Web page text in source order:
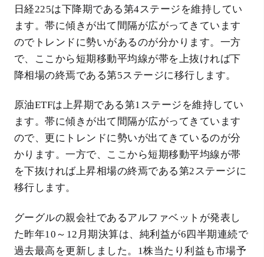
日経225は下降期である第4ステージを維持してい
ます。帯に傾きが出て間隔が広がってきています
のでトレンドに勢いがあるのが分かります。一方
で、ここから短期移動平均線が帯を上抜ければ下
降相場の終焉である第5ステージに移行します。
原油ETFは上昇期である第1ステージを維持してい
ます。帯に傾きが出て間隔が広がってきています
ので、更にトレンドに勢いが出てきているのが分
かります。一方で、ここから短期移動平均線が帯
を下抜ければ上昇相場の終焉である第2ステージに
移行します。
グーグルの親会社であるアルファベットが発表し
た昨年10～12月期決算は、純利益が6四半期連続で
過去最高を更新しました。1株当たり利益も市場予